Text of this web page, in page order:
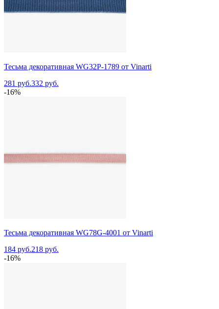
Тесьма декоративная WG32P-1789 от Vinarti
281 руб.332 руб.
-16%
Тесьма декоративная WG78G-4001 от Vinarti
184 руб.218 руб.
-16%